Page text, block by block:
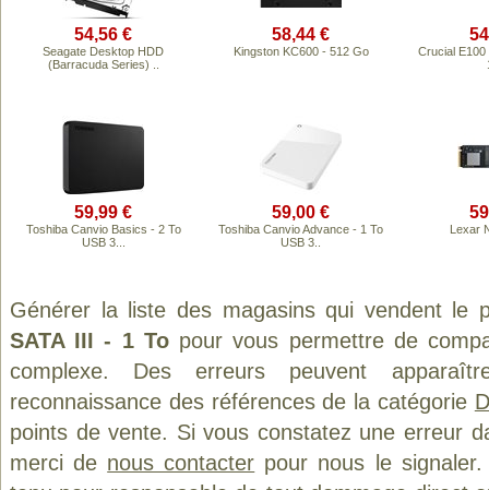
54,56 €
Seagate Desktop HDD
(Barracuda Series) ..
58,44 €
Kingston KC600 - 512 Go
Crucial E100
59,99 €
Toshiba Canvio Basics - 2 To
USB 3...
59,00 €
Toshiba Canvio Advance - 1 To
USB 3..
Lexar
Générer la liste des magasins qui vendent le
SATA III - 1 Topour vous permettre de
complexe. Des erreurs peuvent
reconnaissance des références de la catégorie
points de vente. Si vous constatez une erreur
merci de nous contacter pour nous le